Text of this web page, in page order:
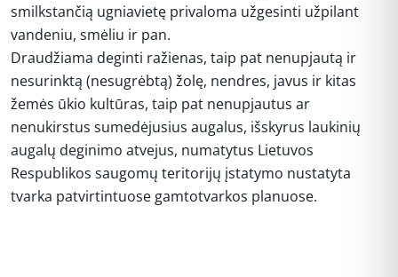
smilkstančią ugniavietę privaloma užgesinti užpilant
vandeniu, smėliu ir pan.
Draudžiama deginti ražienas, taip pat nenupjautą ir
nesurinktą (nesugrėbtą) žolę, nendres, javus ir kitas
žemės ūkio kultūras, taip pat nenupjautus ar
nenukirstus sumedėjusius augalus, išskyrus laukinių
augalų deginimo atvejus, numatytus Lietuvos
Respublikos saugomų teritorijų įstatymo nustatyta
tvarka patvirtintuose gamtotvarkos planuose.